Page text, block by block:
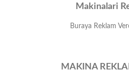
Makinalari
Buraya Reklam
MAKINA